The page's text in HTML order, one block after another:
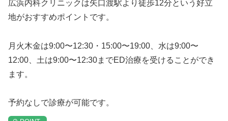
広浜内科クリニックは矢口渡駅より徒歩12分という好立
地がおすすめポイントです。
月火木金は9:00〜12:30・15:00〜19:00、水は9:00〜
12:00、土は9:00〜12:30までED治療を受けることができ
ます。
予約なしで診療が可能です。